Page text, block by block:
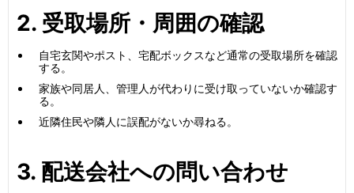
2. 受取場所・周囲の確認
自宅玄関やポスト、宅配ボックスなど通常の受取場所を確認
する。
家族や同居人、管理人が代わりに受け取っていないか確認す
る。
近隣住民や隣人に誤配がないか尋ねる。
3. 配送会社への問い合わせ